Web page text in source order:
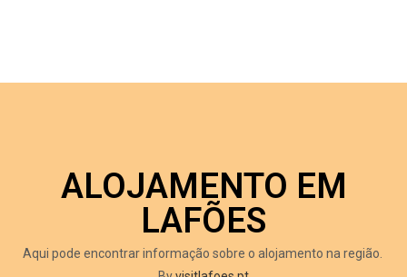
ALOJAMENTO EM
LAFÕES
Aqui pode encontrar informação sobre o alojamento na região.